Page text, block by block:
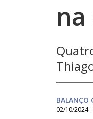
na
BALANÇO
02/10/2024